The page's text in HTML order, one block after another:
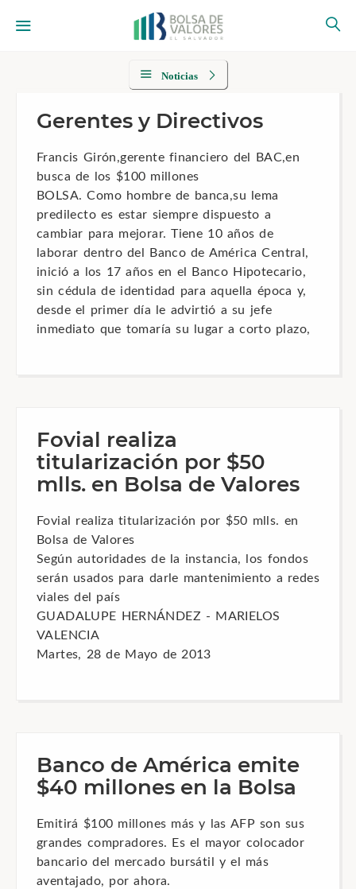
Noticias
Gerentes y Directivos
Francis Girón,gerente financiero del BAC,en
busca de los $100 millones
BOLSA. Como hombre de banca,su lema
predilecto es estar siempre dispuesto a
cambiar para mejorar. Tiene 10 años de
laborar dentro del Banco de América Central,
inició a los 17 años en el Banco Hipotecario,
sin cédula de identidad para aquella época y,
desde el primer día le advirtió a su jefe
inmediato que tomaría su lugar a corto plazo,
Fovial realiza
titularización por $50
mlls. en Bolsa de Valores
Fovial realiza titularización por $50 mlls. en
Bolsa de Valores
Según autoridades de la instancia, los fondos
serán usados para darle mantenimiento a redes
viales del país
GUADALUPE HERNÁNDEZ - MARIELOS
VALENCIA
Martes, 28 de Mayo de 2013
Banco de América emite
$40 millones en la Bolsa
Emitirá $100 millones más y las AFP son sus
grandes compradores. Es el mayor colocador
bancario del mercado bursátil y el más
aventajado, por ahora.